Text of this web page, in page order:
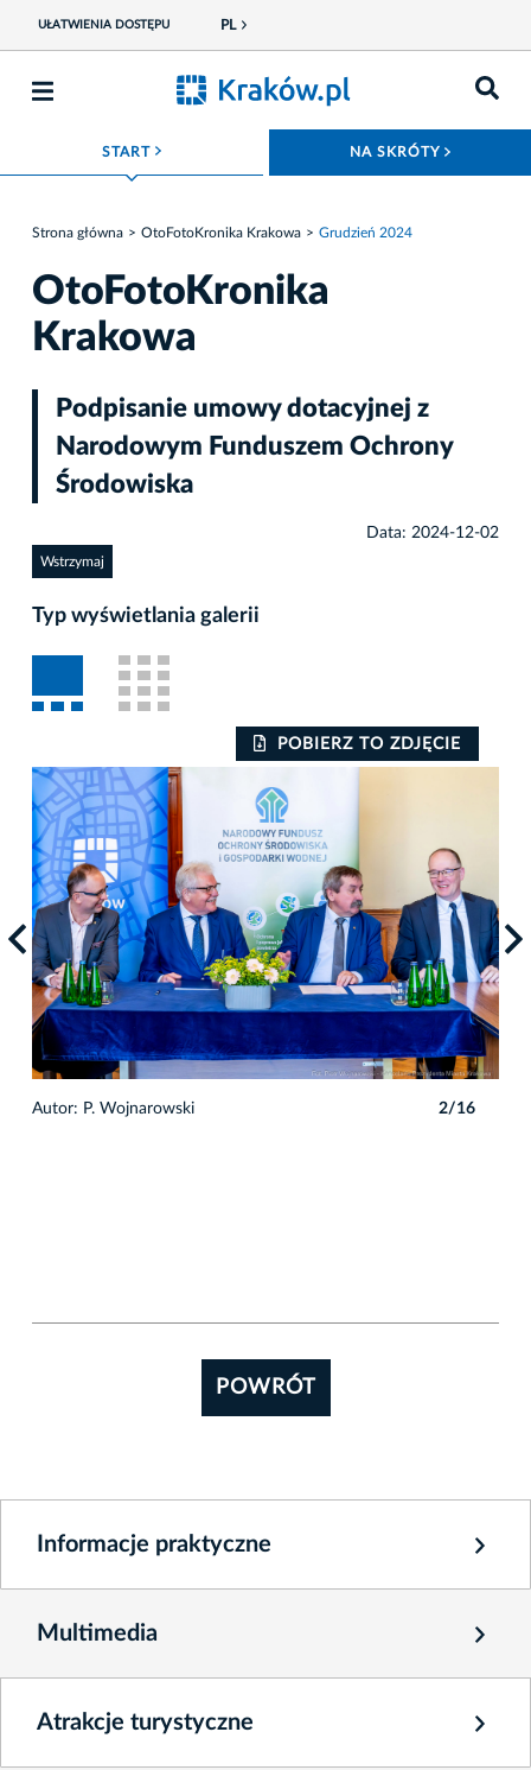
UŁATWIENIA DOSTĘPU PL
START ROZWIŃ MENU NA SKRÓTY
Strona główna OtoFotoKronika Krakowa Grudzień 2024
OtoFotoKronika
Krakowa
Podpisanie umowy dotacyjnej z
Narodowym Funduszem Ochrony
Środowiska
Data: 2024-12-02
Wstrzymaj
Typ wyświetlania galerii
POBIERZ TO ZDJĘCIE
Autor: P. Wojnarowski 2/16
POWRÓT
Informacje praktyczne
Multimedia
Atrakcje turystyczne